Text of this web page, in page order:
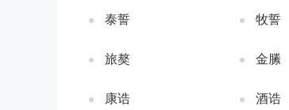
泰誓 牧誓
旅獒 金縢
康诰 酒诰